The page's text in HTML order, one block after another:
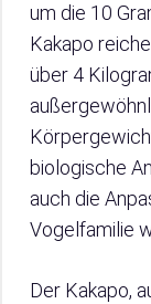
um die 10
Kakapo
über 4
biologische
auch die
Vogelfamilie
Der Kakapo,